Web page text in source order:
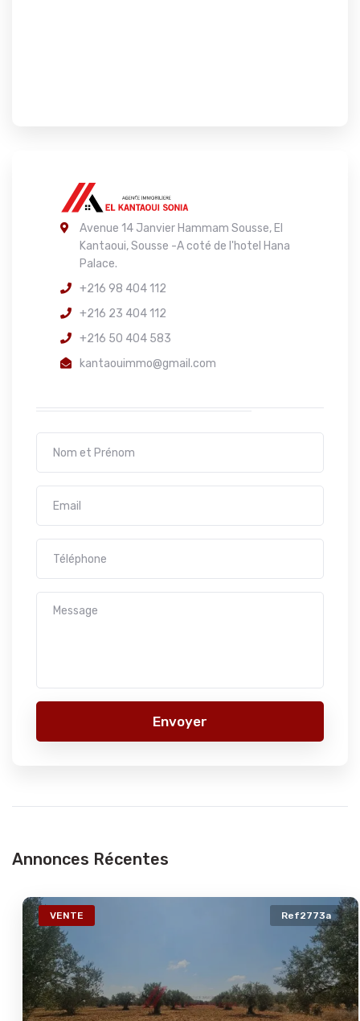
Avenue 14 Janvier Hammam Sousse, El
Kantaoui, Sousse -A coté de l'hotel Hana
Palace.
+216 98 404 112
+216 23 404 112
+216 50 404 583
kantaouimmo@gmail.com
Envoyer
Annonces Récentes
VENTE Ref2773a